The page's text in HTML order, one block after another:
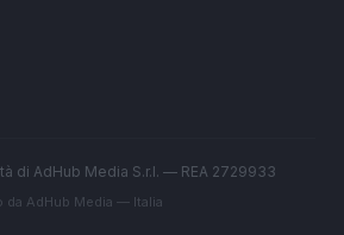
di AdHub Media S.r.l. — REA 2729933
AdHub Media — Italia